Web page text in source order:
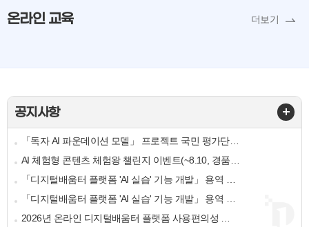
온라인 교육 더보기
공지사항
「독자 AI 파운데이션 모델」 프로젝트 국민 평가단 공모 안내